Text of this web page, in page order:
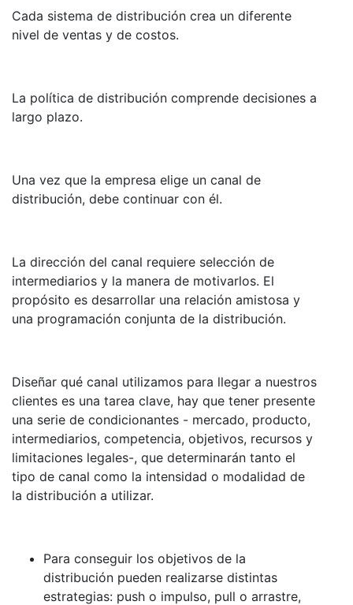
Cada sistema de distribución crea un diferente
nivel de ventas y de costos.
La política de distribución comprende decisiones a
largo plazo.
Una vez que la empresa elige un canal de
distribución, debe continuar con él.
La dirección del canal requiere selección de
intermediarios y la manera de motivarlos. El
propósito es desarrollar una relación amistosa y
una programación conjunta de la distribución.
Diseñar qué canal utilizamos para llegar a nuestros
clientes es una tarea clave, hay que tener presente
una serie de condicionantes - mercado, producto,
intermediarios, competencia, objetivos, recursos y
limitaciones legales-, que determinarán tanto el
tipo de canal como la intensidad o modalidad de
la distribución a utilizar.
Para conseguir los objetivos de la
distribución pueden realizarse distintas
estrategias: push o impulso, pull o arrastre,